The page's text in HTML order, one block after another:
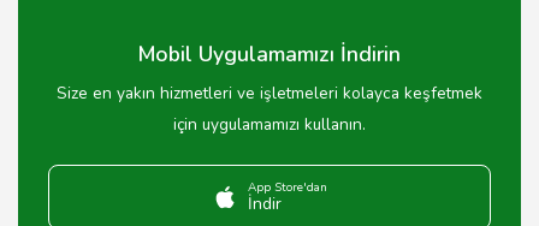
Mobil Uygulamamızı İndirin
Size en yakın hizmetleri ve işletmeleri kolayca keşfetmek
için uygulamamızı kullanın.
App Store'dan
İndir